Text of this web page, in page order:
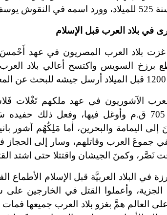
في بلاد العرب قبل الإسلام
غزت بلاد العرب المصريون في عهد
قطع برزخ السويس واكتسح أعالي
الآشوريون في عهد ملكهم تَغْلات
الآشوري سنة 721 ـ 705 ق.م وأوغل فيها،
إلى اليمامة والبحرين، أما مَلِكُهُم
جموعَ العرب وقاتلهم، وسار إلى الحجاز
نَصَّر، وكمنَ الجيشان واقتتلا حتى اشتد
في البلاد العربيَّة قبل الإسلام
وأعملوا القتل في الخارجين
العالم همَّ بغزو بلاد العرب جميعها